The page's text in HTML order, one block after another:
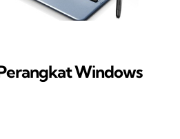
Windows